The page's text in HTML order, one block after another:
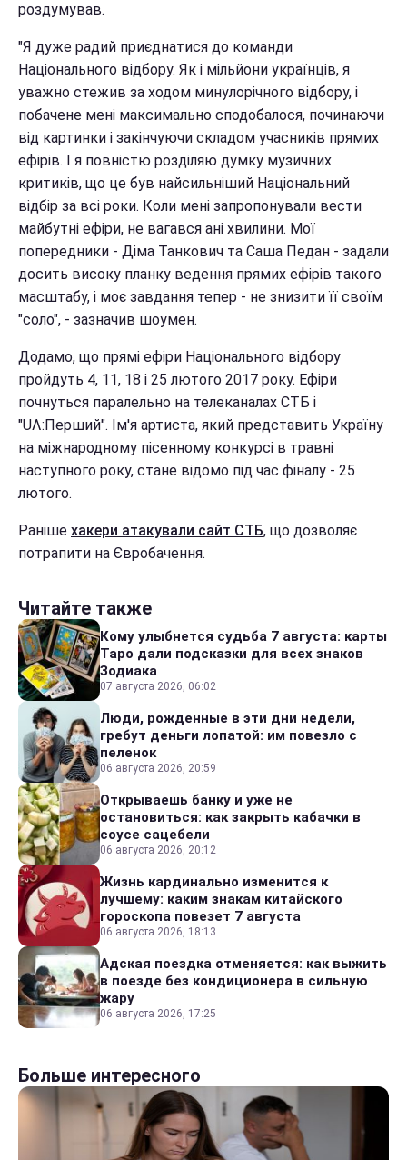
роздумував.
"Я дуже радий приєднатися до команди
Національного відбору. Як і мільйони українців, я
уважно стежив за ходом минулорічного відбору, і
побачене мені максимально сподобалося, починаючи
від картинки і закінчуючи складом учасників прямих
ефірів. І я повністю розділяю думку музичних
критиків, що це був найсильніший Національний
відбір за всі роки. Коли мені запропонували вести
майбутні ефіри, не вагався ані хвилини. Мої
попередники - Діма Танкович та Саша Педан - задали
досить високу планку ведення прямих ефірів такого
масштабу, і моє завдання тепер - не знизити її своїм
"соло", - зазначив шоумен.
Додамо, що прямі ефіри Національного відбору
пройдуть 4, 11, 18 і 25 лютого 2017 року. Ефіри
почнуться паралельно на телеканалах СТБ і
"UΛ:Перший". Ім'я артиста, який представить Україну
на міжнародному пісенному конкурсі в травні
наступного року, стане відомо під час фіналу - 25
лютого.
Раніше хакери атакували сайт СТБ, що дозволяє
потрапити на Євробачення.
Читайте также
Кому улыбнется судьба 7 августа: карты
Таро дали подсказки для всех знаков
Зодиака
07 августа 2026, 06:02
Люди, рожденные в эти дни недели,
гребут деньги лопатой: им повезло с
пеленок
06 августа 2026, 20:59
Открываешь банку и уже не
остановиться: как закрыть кабачки в
соусе сацебели
06 августа 2026, 20:12
Жизнь кардинально изменится к
лучшему: каким знакам китайского
гороскопа повезет 7 августа
06 августа 2026, 18:13
Адская поездка отменяется: как выжить
в поезде без кондиционера в сильную
жару
06 августа 2026, 17:25
Больше интересного